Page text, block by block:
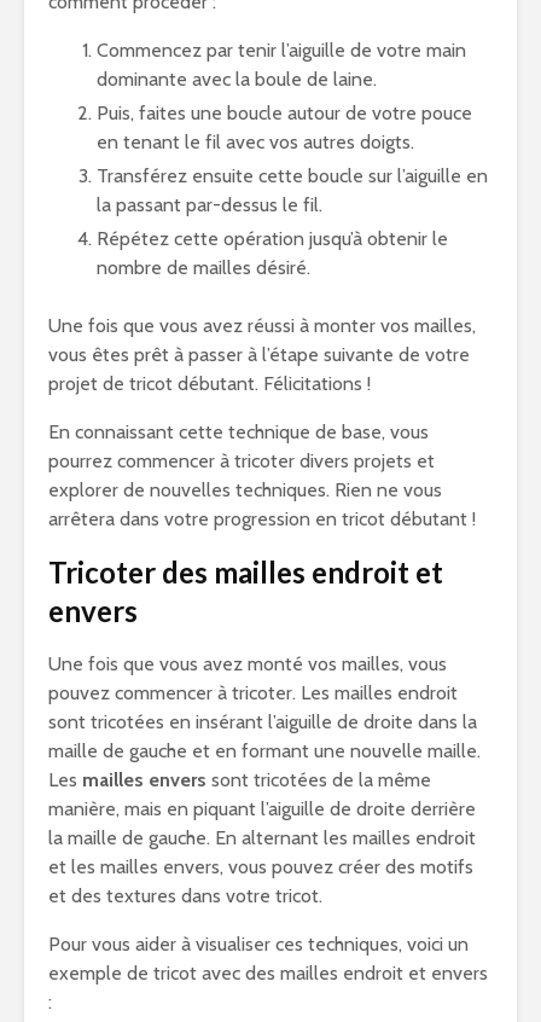
Commencez par tenir l’aiguille de votre main
dominante avec la boule de laine.
Puis, faites une boucle autour de votre pouce
en tenant le fil avec vos autres doigts.
Transférez ensuite cette boucle sur l’aiguille en
la passant par-dessus le fil.
Répétez cette opération jusqu’à obtenir le
nombre de mailles désiré.
Une fois que vous avez réussi à monter vos mailles,
vous êtes prêt à passer à l’étape suivante de votre
projet de tricot débutant. Félicitations !
En connaissant cette technique de base, vous
pourrez commencer à tricoter divers projets et
explorer de nouvelles techniques. Rien ne vous
arrêtera dans votre progression en tricot débutant !
Tricoter des mailles endroit et
envers
Une fois que vous avez monté vos mailles, vous
pouvez commencer à tricoter. Les mailles endroit
sont tricotées en insérant l’aiguille de droite dans la
maille de gauche et en formant une nouvelle maille.
Les mailles envers sont tricotées de la même
manière, mais en piquant l’aiguille de droite derrière
la maille de gauche. En alternant les mailles endroit
et les mailles envers, vous pouvez créer des motifs
et des textures dans votre tricot.
Pour vous aider à visualiser ces techniques, voici un
exemple de tricot avec des mailles endroit et envers
: